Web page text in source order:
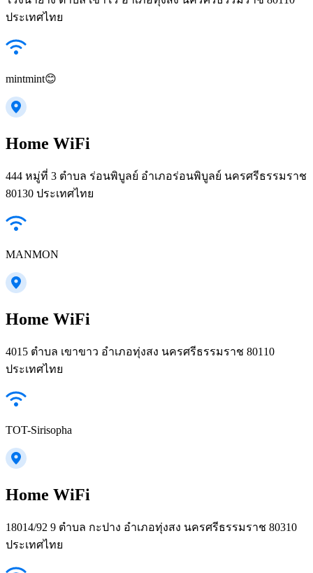
ประเทศไทย
mintmint😊
Home WiFi
444 หมู่ที่ 3 ตำบล ร่อนพิบูลย์ อำเภอร่อนพิบูลย์ นครศรีธรรมราช
80130 ประเทศไทย
MANMON
Home WiFi
4015 ตำบล เขาขาว อำเภอทุ่งสง นครศรีธรรมราช 80110
ประเทศไทย
TOT-Sirisopha
Home WiFi
18014/92 9 ตำบล กะปาง อำเภอทุ่งสง นครศรีธรรมราช 80310
ประเทศไทย